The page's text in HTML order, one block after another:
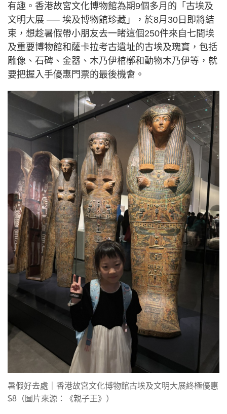
有趣。香港故宮文化博物館為期9個多月的「古埃及
文明大展 ── 埃及博物館珍藏」，於8月30日即將結
束，想趁暑假帶小朋友去一睹這個250件來自七間埃
及重要博物館和薩卡拉考古遺址的古埃及瑰寶，包括
雕像、石碑、金器、木乃伊棺槨和動物木乃伊等，就
要把握入手優惠門票的最後機會。
暑假好去處｜香港故宮文化博物館古埃及文明大展終極優惠
$8（圖片來源：《親子王》）